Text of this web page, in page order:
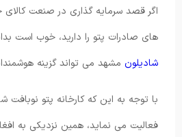
اگر قصد سرمایه گذاری در صنعت کالای
های صادرات پتو را دارید، خوب است
شادیلون مشهد می تواند گزینه
با توجه به این که کارخانه پتو
فعالیت می نماید، همین نزدیکی به